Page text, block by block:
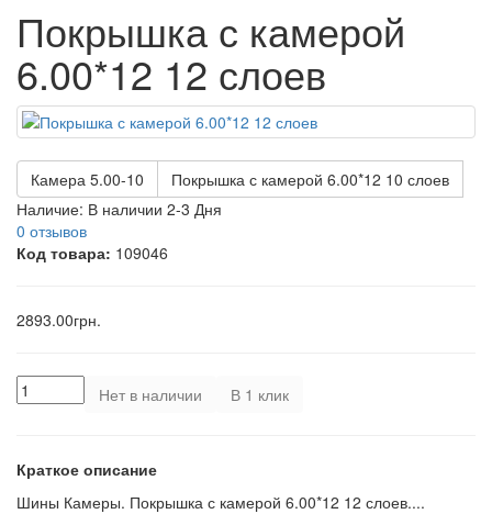
Покрышка с камерой
6.00*12 12 слоев
Камера 5.00-10
Покрышка с камерой 6.00*12 10 слоев
Наличие: В наличии 2-3 Дня
0 отзывов
Код товара: 109046
2893.00грн.
Нет в наличии В 1 клик
Краткое описание
Шины Камеры. Покрышка с камерой 6.00*12 12 слоев....